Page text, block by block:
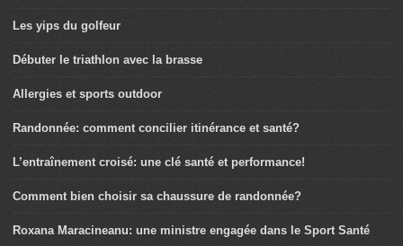
Les yips du golfeur
Débuter le triathlon avec la brasse
Allergies et sports outdoor
Randonnée: comment concilier itinérance et santé?
L’entraînement croisé: une clé santé et performance!
Comment bien choisir sa chaussure de randonnée?
Roxana Maracineanu: une ministre engagée dans le Sport Santé